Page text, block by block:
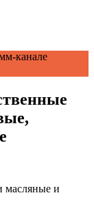
канале
масляные и